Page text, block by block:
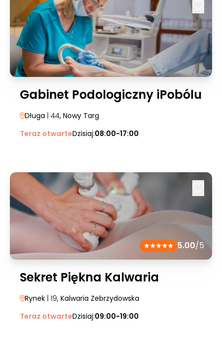
Gabinet Podologiczny iPobólu
Długa | 44, Nowy Targ
Teraz otwarteDzisiaj:08:00-17:00
5.00/5
Sekret Piękna Kalwaria
Rynek | 19, Kalwaria Zebrzydowska
Teraz otwarteDzisiaj:09:00-19:00